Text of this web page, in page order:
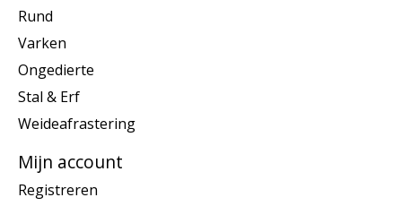
Rund
Varken
Ongedierte
Stal & Erf
Weideafrastering
Mijn account
Registreren